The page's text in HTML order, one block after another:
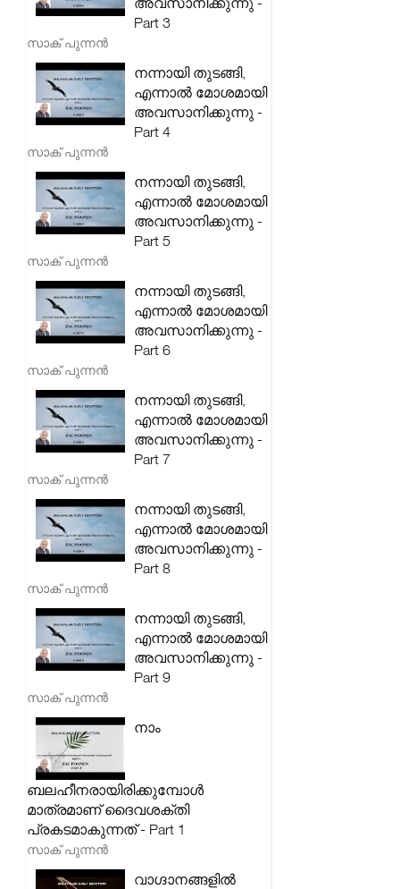
Part 3
സാക് പുന്നൻ
നന്നായി തുടങ്ങി,
എന്നാൽ മോശമായി
അവസാനിക്കുന്നു -
Part 4
സാക് പുന്നൻ
നന്നായി തുടങ്ങി,
എന്നാൽ മോശമായി
അവസാനിക്കുന്നു -
Part 5
സാക് പുന്നൻ
നന്നായി തുടങ്ങി,
എന്നാൽ മോശമായി
അവസാനിക്കുന്നു -
Part 6
സാക് പുന്നൻ
നന്നായി തുടങ്ങി,
എന്നാൽ മോശമായി
അവസാനിക്കുന്നു -
Part 7
സാക് പുന്നൻ
നന്നായി തുടങ്ങി,
എന്നാൽ മോശമായി
അവസാനിക്കുന്നു -
Part 8
സാക് പുന്നൻ
നന്നായി തുടങ്ങി,
എന്നാൽ മോശമായി
അവസാനിക്കുന്നു -
Part 9
സാക് പുന്നൻ
നാം
ബലഹീനരായിരിക്കുമ്പോൾ
മാത്രമാണ് ദൈവശക്തി
പ്രകടമാകുന്നത് - Part 1
സാക് പുന്നൻ
വാഗ്ദാനങ്ങളിൽ